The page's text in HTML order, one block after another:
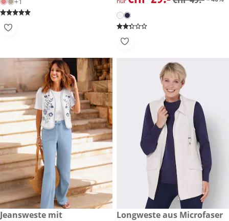
CHF 79.90
Jeansweste mit
CHF 49.-
Longweste aus Microfaser